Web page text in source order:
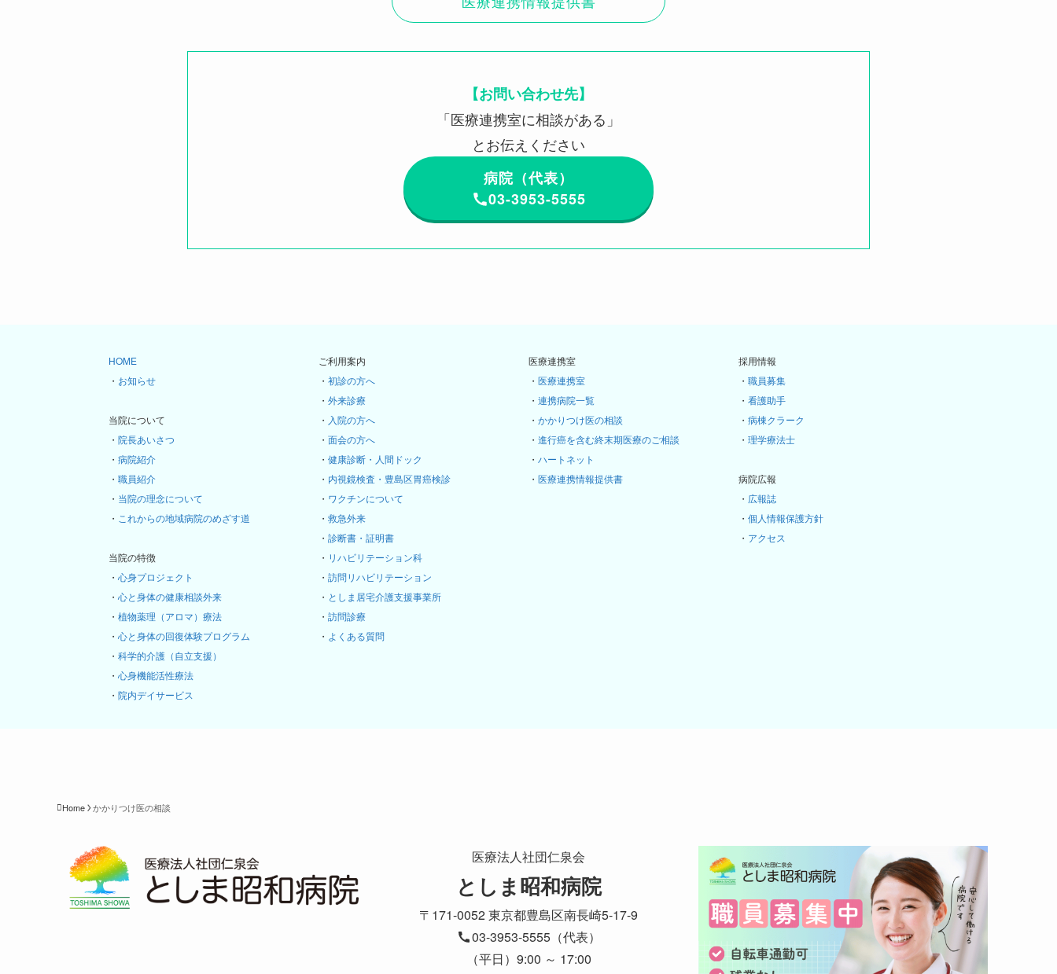
【お問い合わせ先】
「医療連携室に相談がある」
とお伝えください
病院（代表）
03-3953-5555
HOME
・ お知らせ
当院について
・ 院長あいさつ
・ 病院紹介
・ 職員紹介
・ 当院の理念について
・ これからの地域病院のめざす道
当院の特徴
・ 心身プロジェクト
・ 心と身体の健康相談外来
・ 植物薬理（アロマ）療法
・ 心と身体の回復体験プログラム
・ 科学的介護（自立支援）
・ 心身機能活性療法
・ 院内デイサービス
ご利用案内
・ 初診の方へ
・ 外来診療
・ 入院の方へ
・ 面会の方へ
・ 健康診断・人間ドック
・ 内視鏡検査・豊島区胃癌検診
・ ワクチンについて
・ 救急外来
・ 診断書・証明書
・ リハビリテーション科
・ 訪問リハビリテーション
・ としま居宅介護支援事業所
・ 訪問診療
・ よくある質問
医療連携室
・ 医療連携室
・ 連携病院一覧
・ かかりつけ医の相談
・ 進行癌を含む終末期医療のご相談
・ ハートネット
・ 医療連携情報提供書
採用情報
・ 職員募集
・ 看護助手
・ 病棟クラーク
・ 理学療法士
病院広報
・ 広報誌
・ 個人情報保護方針
・ アクセス
Home かかりつけ医の相談
医療法人社団仁泉会
としま昭和病院
〒171-0052 東京都豊島区南長崎5-17-9
03-3953-5555（代表）
（平日）9:00 ～ 17:00